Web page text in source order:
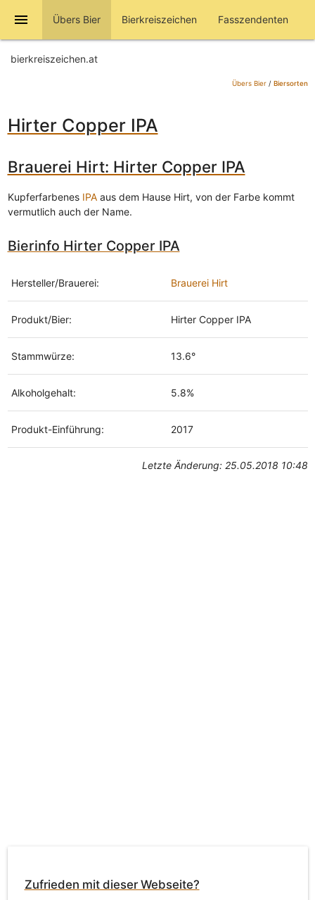
menu Übers Bier Bierkreiszeichen Fasszendenten
bierkreiszeichen.at
Übers Bier/ Biersorten
Hirter Copper IPA
Brauerei Hirt: Hirter Copper IPA
Kupferfarbenes IPAaus dem Hause Hirt, von der Farbe kommt
vermutlich auch der Name.
Bierinfo Hirter Copper IPA
Hersteller/Brauerei: Brauerei Hirt
Produkt/Bier: Hirter Copper IPA
Stammwürze: 13.6°
Alkoholgehalt: 5.8%
Produkt-Einführung: 2017
Letzte Änderung: 25.05.2018 10:48
Zufrieden mit dieser Webseite?